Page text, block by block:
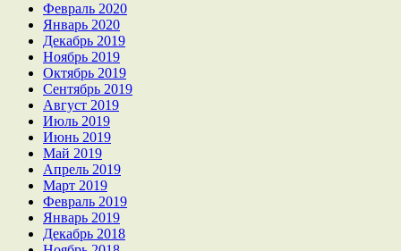
Февраль 2020
Январь 2020
Декабрь 2019
Ноябрь 2019
Октябрь 2019
Сентябрь 2019
Август 2019
Июль 2019
Июнь 2019
Май 2019
Апрель 2019
Март 2019
Февраль 2019
Январь 2019
Декабрь 2018